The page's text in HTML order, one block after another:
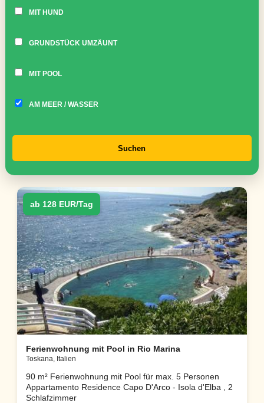
MIT HUND
GRUNDSTÜCK UMZÄUNT
MIT POOL
AM MEER / WASSER
Suchen
ab 128 EUR/Tag
Ferienwohnung mit Pool in Rio Marina
Toskana, Italien
90 m² Ferienwohnung mit Pool für max. 5 Personen
Appartamento Residence Capo D'Arco - Isola d'Elba , 2
Schlafzimmer